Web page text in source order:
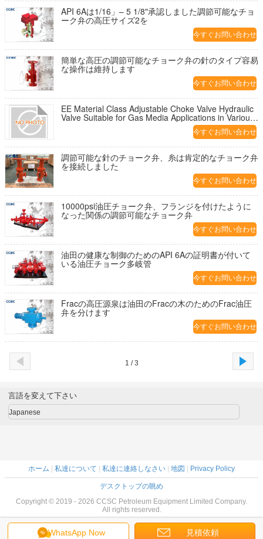
API 6Aは1/16」– 5 1/8"承認しました調節可能なチョ
ーク弁の高圧サイズ2を
今すぐお問い合わせ
簡単な高圧の調節可能なチョーク弁の針のタイプ容易
な操作は維持します
今すぐお問い合わせ
EE Material Class Adjustable Choke Valve Hydraulic
Valve Suitable for Gas Media Applications in Various
今すぐお問い合わせ
調節可能な針のチョーク弁、糸は肯定的なチョーク弁
を接続しました
今すぐお問い合わせ
10000psi油圧チョーク弁、フランジを付けたように
なった関係の調節可能なチョーク弁
今すぐお問い合わせ
油田の健康な制御のためのAPI 6Aの証明書が付いて
いる油圧チョーク多岐管
今すぐお問い合わせ
Fracの高圧源泉は油田のFracの木のためのFrac油圧
弁を分けます
今すぐお問い合わせ
1 / 3
WhatsApp Now 見積依頼
言語を変えて下さい
Japanese
ホーム 私達について 私達に連絡しなさい 地図 Privacy Policy
デスクトップの眺め
Copyright © 2019 - 2026 CCSC Petroleum Equipment Limited Company.
All rights reserved.